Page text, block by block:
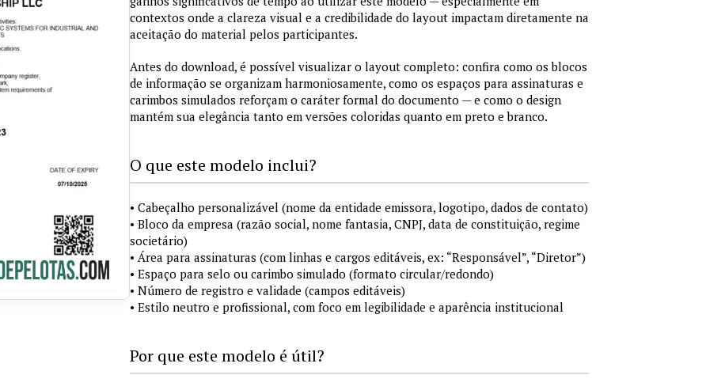
contextos onde a clareza visual e a credibilidade do layout impactam diretamente na
aceitação do material pelos participantes.
Antes do download, é possível visualizar o layout completo: confira como os blocos
de informação se organizam harmoniosamente, como os espaços para assinaturas e
carimbos simulados reforçam o caráter formal do documento — e como o design
mantém sua elegância tanto em versões coloridas quanto em preto e branco.
O que este modelo inclui?
• Cabeçalho personalizável (nome da entidade emissora, logotipo, dados de contato)
• Bloco da empresa (razão social, nome fantasia, CNPJ, data de constituição, regime
societário)
• Área para assinaturas (com linhas e cargos editáveis, ex: “Responsável”, “Diretor”)
• Espaço para selo ou carimbo simulado (formato circular/redondo)
• Número de registro e validade (campos editáveis)
• Estilo neutro e profissional, com foco em legibilidade e aparência institucional
Por que este modelo é útil?